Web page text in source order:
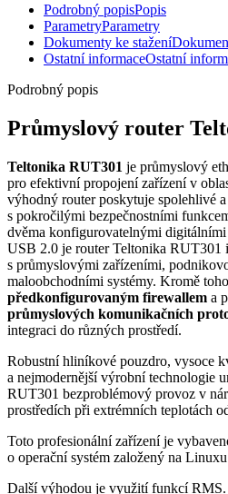
Podrobný popisPopis
ParametryParametry
Dokumenty ke stažení
Ostatní informaceOstatní
Podrobný popis
Průmyslový router
Teltonika RUT301 je průmyslový
pro efektivní propojení zařízení v
výhodný routerposkytuje spolehlivé
s pokročilými bezpečnostními
dvěma konfigurovatelnými
USB 2.0 je routerTeltonika RUT301
s průmyslovými zařízeními,
maloobchodními systémy. Kromě
předkonfigurovaným firewallem a
průmyslových komunikačních
integraci do různých prostředí.
Robustní hliníkové pouzdro, vysoce
a nejmodernější výrobní technologie
RUT301 bezproblémový provoz v
prostředích při extrémních teplotách
Toto profesionální zařízení je
o operační systém založený na
Další výhodou je využití funkcí RMS.